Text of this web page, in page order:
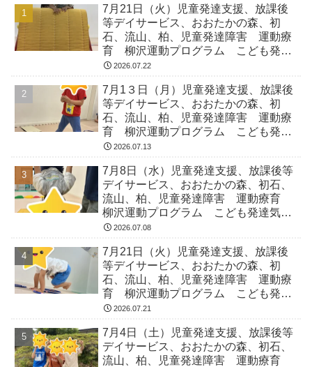
7月21日（火）児童発達支援、放課後
等デイサービス、おおたかの森、初
石、流山、柏、児童発達障害 運動療
育 柳沢運動プログラム こども発達
気になる 発達障害 放デイ 自閉
2026.07.22
7月1３日（月）児童発達支援、放課後
等デイサービス、おおたかの森、初
石、流山、柏、児童発達障害 運動療
育 柳沢運動プログラム こども発達
気になる 発達障害 放デイ 自閉
2026.07.13
7月8日（水）児童発達支援、放課後等
デイサービス、おおたかの森、初石、
流山、柏、児童発達障害 運動療育
柳沢運動プログラム こども発達気に
なる 発達障害 放デイ 自閉症
2026.07.08
7月21日（火）児童発達支援、放課後
等デイサービス、おおたかの森、初
石、流山、柏、児童発達障害 運動療
育 柳沢運動プログラム こども発達
気になる 発達障害 放デイ 自閉
2026.07.21
7月4日（土）児童発達支援、放課後等
デイサービス、おおたかの森、初石、
流山、柏、児童発達障害 運動療育